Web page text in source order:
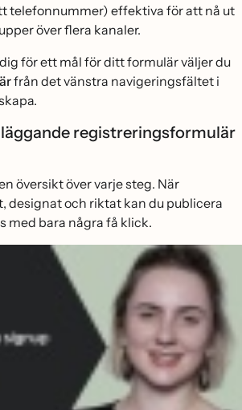
telefonnummer) effektiva för att nå ut
över flera kanaler.
för ett mål för ditt formulär väljer du
från det vänstra navigeringsfältet i
registreringsformulär
översikt över varje steg. När
designat och riktat kan du publicera
med bara några få klick.